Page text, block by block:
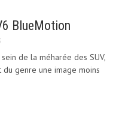
BlueMotion
de la méharée des SUV,
genre une image moins